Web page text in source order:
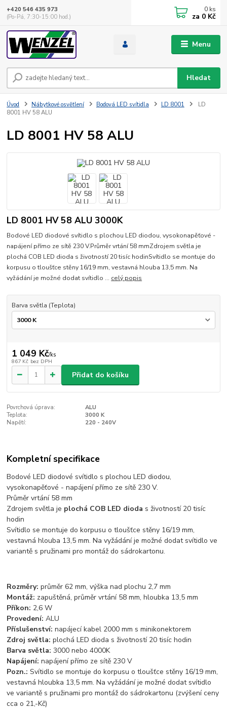
Menu
Hledat
+420 546 435 973
(Po-Pá, 7:30-15:00 hod.)
0 ks
za 0 Kč
Úvod Nábytkové osvětlení Bodová LED svítidla LD 8001
LD
8001 HV 58 ALU
LD 8001 HV 58 ALU
LD 8001 HV 58 ALU 3000K
Bodové LED diodové svítidlo s plochou LED diodou, vysokonapěťové -
napájení přímo ze sítě 230 V.Průměr vrtání 58 mmZdrojem světla je
plochá COB LED dioda s životností 20 tisíc hodinSvítidlo se montuje do
korpusu o tloušťce stěny 16/19 mm, vestavná hlouba 13,5 mm. Na
vyžádání je možné dodat svítidlo ... celý popis
Barva světla (Teplota)
1 049 Kč/ks
867 Kč bez DPH
Přidat do košíku
Povrchová úprava:
ALU
Teplota:
3000 K
Napětí:
220 - 240V
Kompletní specifikace
Bodové LED diodové svítidlo s plochou LED diodou,
vysokonapěťové - napájení přímo ze sítě 230 V.
Průměr vrtání 58 mm
Zdrojem světla je plochá COB LED dioda s životností 20 tisíc
hodin
Svítidlo se montuje do korpusu o tloušťce stěny 16/19 mm,
vestavná hlouba 13,5 mm. Na vyžádání je možné dodat svítidlo ve
variantě s pružinami pro montáž do sádrokartonu.
Rozměry: průměr 62 mm, výška nad plochu 2,7 mm
Montáž: zapuštěná, průměr vrtání 58 mm, hloubka 13,5 mm
Příkon: 2,6 W
Provedení:ALU
Příslušenství:napájecí kabel 2000 mm s minikonektorem
Zdroj světla:plochá LED dioda s životností 20 tisíc hodin
Barva světla:3000 nebo 4000K
Napájení:napájení přímo ze sítě 230 V
Pozn.: Svítidlo se montuje do korpusu o tloušťce stěny 16/19 mm,
vestavná hloubka 13,5 mm. Na vyžádání je možné dodat svítidlo
ve variantě s pružinami pro montáž do sádrokartonu (zvýšení ceny
cca o 21,-Kč)